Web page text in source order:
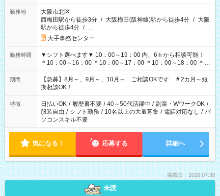
勤務地
大阪市北区
西梅田駅から徒歩3分 / 大阪梅田(阪神線)駅から徒歩4分 / 大阪
駅から徒歩4分 / …
大手事務センター
勤務時間
▼シフト選べます▼ 10：00～19：00 内、6ｈから相談可能！
＊10：00～16：00 ＊10：00～17：00 ＊10：00～18：00 ＊
11：00～19：00 ＊12：00～19：00 ＊13：00～19：00
期間
【急募】8月～、9月～、10月～ ご相談OKです ＃2カ月～短
期相談OK！
特徴 日払いOK / 履歴書不要 / 40～50代活躍中 / 副業・WワークOK /
服装自由 / シフト勤務 / 10名以上の大量募集 / 電話対応なし / パ
ソコンスキル不要
気になる！ 応募する 詳細へ
掲載日：2026.07.30
未読